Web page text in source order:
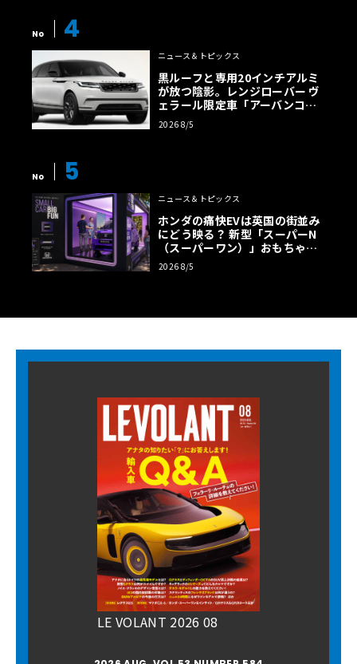
No 4
ニュース＆トピックス
黒ルーフと専用20インチアルミ
が放つ陰影。レンジローバー ヴ
ェラール限定車「アーバンコン
トラスト・エディション」登場
2026 8/5
No 5
ニュース＆トピックス
ホンダの痛快EVは英国の街並み
にどう映る？ 新型「スーパーN
（スーパーワン）」おもちゃ箱
ツアーの全貌
2026 8/5
LE VOLANT 2026 08